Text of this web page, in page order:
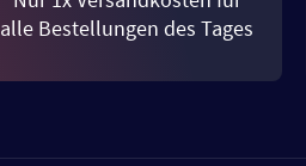
alle Bestellungen des Tages